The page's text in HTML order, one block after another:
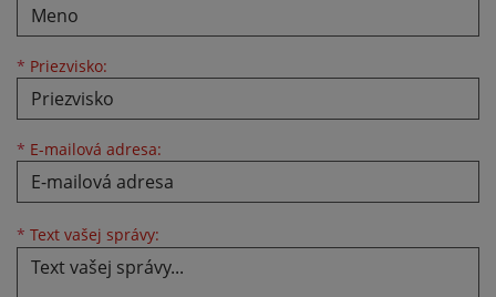
* Priezvisko:
* E-mailová adresa:
* Text vašej správy: